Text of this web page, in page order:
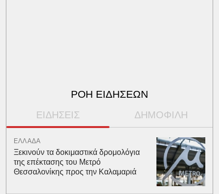
ΡΟΗ ΕΙΔΗΣΕΩΝ
ΕΙΔΗΣΕΙΣ ΔΗΜΟΦΙΛΗ
ΕΛΛΑΔΑ
Ξεκινούν τα δοκιμαστικά δρομολόγια
της επέκτασης του Μετρό
Θεσσαλονίκης προς την Καλαμαριά